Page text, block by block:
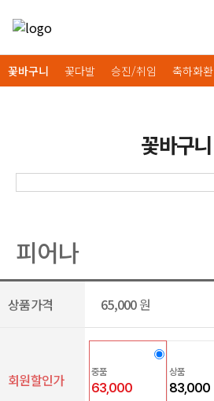
꽃바구니 꽃다발 승진/취임 축하화환
꽃바구니
피어나
상품가격 65,000원
회원할인가 중품
63,000
상품
83,000